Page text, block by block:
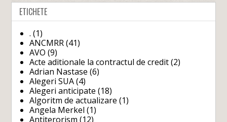
ETICHETE
. (1)
ANCMRR (41)
AVO (9)
Acte aditionale la contractul de credit (2)
Adrian Nastase (6)
Alegeri SUA (4)
Alegeri anticipate (18)
Algoritm de actualizare (1)
Angela Merkel (1)
Antiterorism (12)